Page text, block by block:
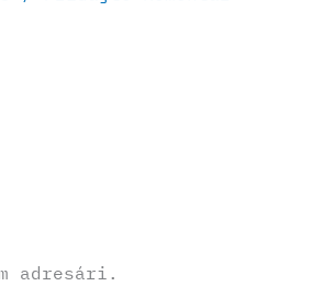
adresári.